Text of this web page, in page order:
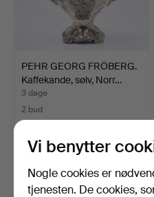
PEHR GEORG FRÖBERG.
Kaffekande, sølv, Norr…
3 dage
2 bud
370 USD
Vi benytter
Nogle cookies er
tjenesten. De cookies,